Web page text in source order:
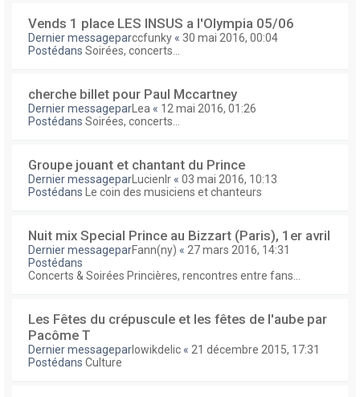
Vends 1 place LES INSUS a l'Olympia 05/06
Dernier messageparccfunky « 30 mai 2016, 00:04
Postédans Soirées, concerts...
cherche billet pour Paul Mccartney
Dernier messagepar Lea « 12 mai 2016, 01:26
Postédans Soirées, concerts...
Groupe jouant et chantant du Prince
Dernier messagepar Lucienlr « 03 mai 2016, 10:13
Postédans
Le coin des musiciens et chanteurs
Nuit mix Special Prince au Bizzart (Paris), 1er avril
Dernier messageparFann(ny) « 27 mars 2016, 14:31
Postédans
Concerts & Soirées Princières, rencontres entre fans...
Les Fêtes du crépuscule et les fêtes de l'aube par
Pacôme T
Dernier messageparlowikdelic « 21 décembre 2015, 17:31
Postédans Culture